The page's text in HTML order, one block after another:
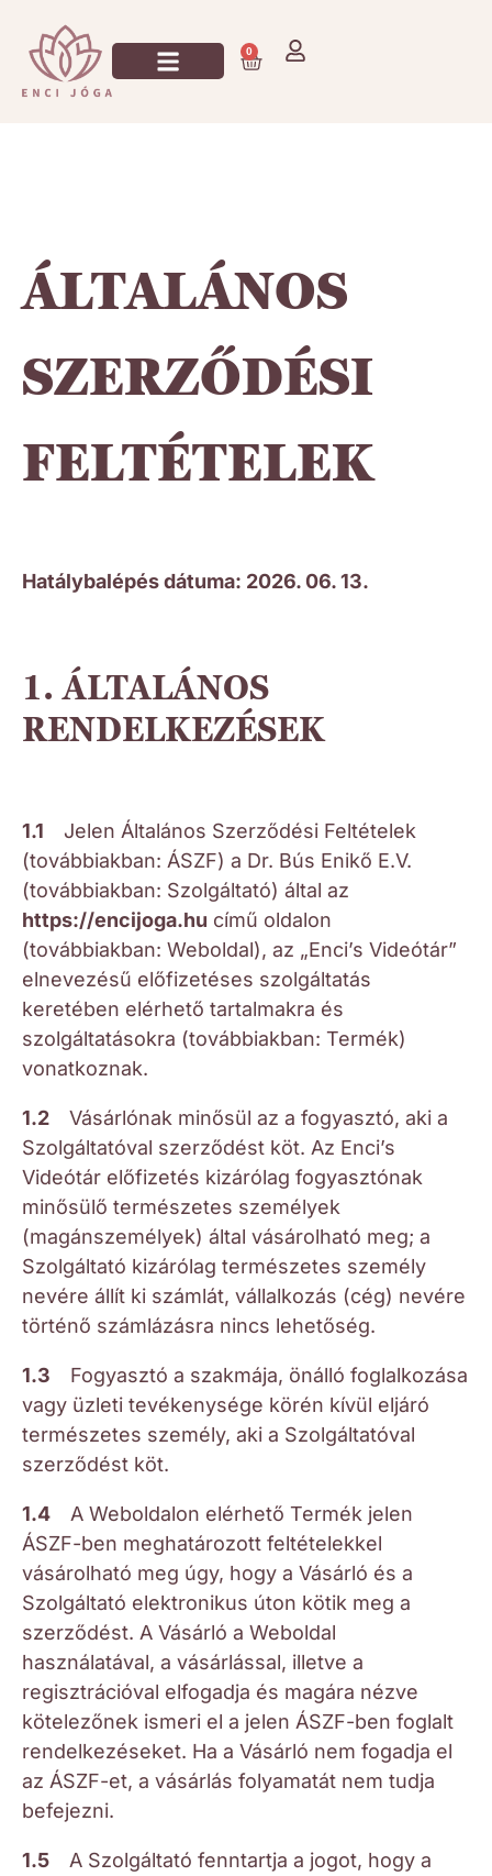
0
ÁLTALÁNOS
SZERZŐDÉSI
FELTÉTELEK
Hatálybalépés dátuma: 2026. 06. 13.
1. ÁLTALÁNOS
RENDELKEZÉSEK
1.1 Jelen Általános Szerződési Feltételek
(továbbiakban: ÁSZF) a Dr. Bús Enikő E.V.
(továbbiakban: Szolgáltató) által az
https://encijoga.hu című oldalon
(továbbiakban: Weboldal), az „Enci’s Videótár”
elnevezésű előfizetéses szolgáltatás
keretében elérhető tartalmakra és
szolgáltatásokra (továbbiakban: Termék)
vonatkoznak.
1.2 Vásárlónak minősül az a fogyasztó, aki a
Szolgáltatóval szerződést köt. Az Enci’s
Videótár előfizetés kizárólag fogyasztónak
minősülő természetes személyek
(magánszemélyek) által vásárolható meg; a
Szolgáltató kizárólag természetes személy
nevére állít ki számlát, vállalkozás (cég) nevére
történő számlázásra nincs lehetőség.
1.3 Fogyasztó a szakmája, önálló foglalkozása
vagy üzleti tevékenysége körén kívül eljáró
természetes személy, aki a Szolgáltatóval
szerződést köt.
1.4 A Weboldalon elérhető Termék jelen
ÁSZF-ben meghatározott feltételekkel
vásárolható meg úgy, hogy a Vásárló és a
Szolgáltató elektronikus úton kötik meg a
szerződést. A Vásárló a Weboldal
használatával, a vásárlással, illetve a
regisztrációval elfogadja és magára nézve
kötelezőnek ismeri el a jelen ÁSZF-ben foglalt
rendelkezéseket. Ha a Vásárló nem fogadja el
az ÁSZF-et, a vásárlás folyamatát nem tudja
befejezni.
1.5 A Szolgáltató fenntartja a jogot, hogy a